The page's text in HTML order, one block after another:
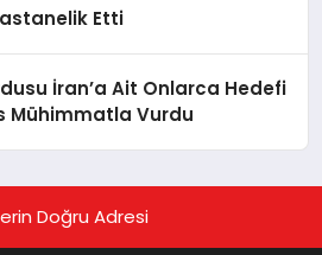
Etti
İran’a Ait Onlarca Hedefi
Mühimmatla Vurdu
Doğru Adresi